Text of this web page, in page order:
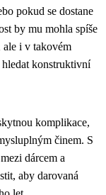
pokud se dostane
by mu mohla spíše
ale i v takovém
konstruktivní
komplikace,
činem. S
dárcem a
aby darovaná